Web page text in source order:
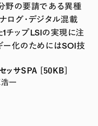
野の要請である異種
ログ・デジタル混載
1チップLSIの実現に注
ー化のためにはSOI技
ッサSPA [50KB]
一